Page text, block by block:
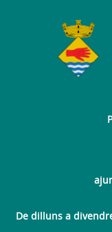
De dilluns a